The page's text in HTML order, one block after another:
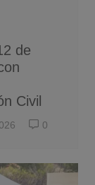
de
Civil
0